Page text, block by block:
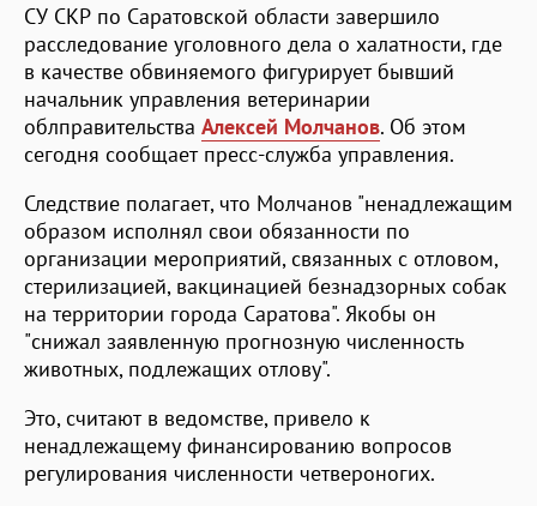
СУ СКР по Саратовской области завершило
расследование уголовного дела о халатности, где
в качестве обвиняемого фигурирует бывший
начальник управления ветеринарии
облправительства Алексей Молчанов. Об этом
сегодня сообщает пресс-служба управления.
Следствие полагает, что Молчанов "ненадлежащим
образом исполнял свои обязанности по
организации мероприятий, связанных с отловом,
стерилизацией, вакцинацией безнадзорных собак
на территории города Саратова". Якобы он
"снижал заявленную прогнозную численность
животных, подлежащих отлову".
Это, считают в ведомстве, привело к
ненадлежащему финансированию вопросов
регулирования численности четвероногих.